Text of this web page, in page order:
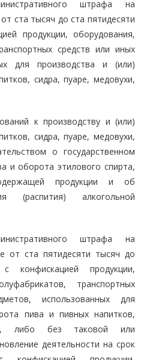
штрафа на
ста тысяч до ста пятидесяти
продукции, оборудования,
средств или иных
для производства и (или)
сидра, пуаре, медовухи,
к производству и (или)
сидра, пуаре, медовухи,
о государственном
и оборота этилового спирта,
продукции и об
(распития) алкогольной
штрафа на
от ста пятидесяти тысяч до
конфискацией продукции,
транспортных
использованных для
пива и пивных напитков,
либо без таковой или
деятельности на срок